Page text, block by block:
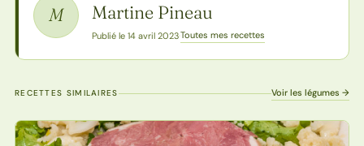
M Martine Pineau
Publié le 14 avril 2023·Toutes mes recettes
RECETTES SIMILAIRES Voir les légumes →